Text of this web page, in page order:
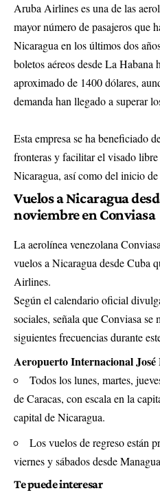
Aruba Airlines es una de las
mayor número de pasajeros que
Nicaragua en los últimos dos
boletos aéreos desde La
aproximado de 1400 dólares,
demanda han llegado a superar
Esta empresa se ha beneficiado
fronteras y facilitar el visado libre
Nicaragua, así como del inicio
Vuelos a Nicaragua
noviembre en Conviasa
La aerolínea venezolana
vuelos a Nicaragua desde Cuba
Airlines.
Según el calendario oficial
sociales, señala que Conviasa se
siguientes frecuencias durante
Aeropuerto Internacional
Todos los lunes, martes,
de Caracas, con escala en la
capital de Nicaragua.
Los vuelos de regreso están
viernes y sábados desde
Te puede interesar